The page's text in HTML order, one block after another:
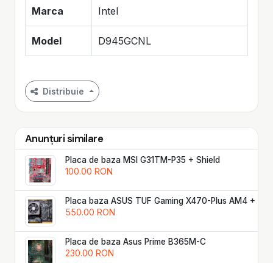
Marca Intel
Model D945GCNL
Distribuie
Anunțuri similare
Placa de baza MSI G31TM-P35 + Shield
100.00 RON
Placa baza ASUS TUF Gaming X470-Plus AM4 +
550.00 RON
Placa de baza Asus Prime B365M-C
230.00 RON